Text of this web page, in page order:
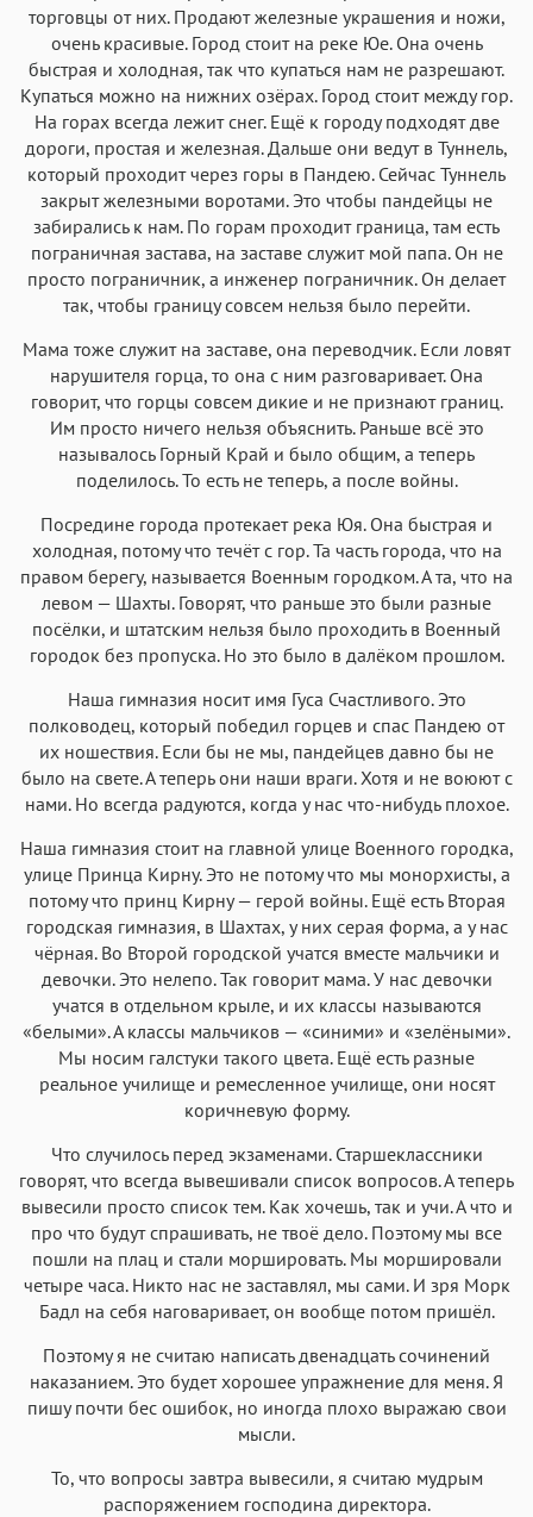
торговцы от них. Продают железные украшения и ножи,
очень красивые. Город стоит на реке Юе. Она очень
быстрая и холодная, так что купаться нам не разрешают.
Купаться можно на нижних озёрах. Город стоит между гор.
На горах всегда лежит снег. Ещё к городу подходят две
дороги, простая и железная. Дальше они ведут в Туннель,
который проходит через горы в Пандею. Сейчас Туннель
закрыт железными воротами. Это чтобы пандейцы не
забирались к нам. По горам проходит граница, там есть
пограничная застава, на заставе служит мой папа. Он не
просто пограничник, а инженер пограничник. Он делает
так, чтобы границу совсем нельзя было перейти.
Мама тоже служит на заставе, она переводчик. Если ловят
нарушителя горца, то она с ним разговаривает. Она
говорит, что горцы совсем дикие и не признают границ.
Им просто ничего нельзя объяснить. Раньше всё это
называлось Горный Край и было общим, а теперь
поделилось. То есть не теперь, а после войны.
Посредине города протекает река Юя. Она быстрая и
холодная, потому что течёт с гор. Та часть города, что на
правом берегу, называется Военным городком. А та, что на
левом — Шахты. Говорят, что раньше это были разные
посёлки, и штатским нельзя было проходить в Военный
городок без пропуска. Но это было в далёком прошлом.
Наша гимназия носит имя Гуса Счастливого. Это
полководец, который победил горцев и спас Пандею от
их ношествия. Если бы не мы, пандейцев давно бы не
было на свете. А теперь они наши враги. Хотя и не воюют с
нами. Но всегда радуются, когда у нас что-нибудь плохое.
Наша гимназия стоит на главной улице Военного городка,
улице Принца Кирну. Это не потому что мы монорхисты, а
потому что принц Кирну — герой войны. Ещё есть Вторая
городская гимназия, в Шахтах, у них серая форма, а у нас
чёрная. Во Второй городской учатся вместе мальчики и
девочки. Это нелепо. Так говорит мама. У нас девочки
учатся в отдельном крыле, и их классы называются
«белыми». А классы мальчиков — «синими» и «зелёными».
Мы носим галстуки такого цвета. Ещё есть разные
реальное училище и ремесленное училище, они носят
коричневую форму.
Что случилось перед экзаменами. Старшеклассники
говорят, что всегда вывешивали список вопросов. А теперь
вывесили просто список тем. Как хочешь, так и учи. А что и
про что будут спрашивать, не твоё дело. Поэтому мы все
пошли на плац и стали моршировать. Мы моршировали
четыре часа. Никто нас не заставлял, мы сами. И зря Морк
Бадл на себя наговаривает, он вообще потом пришёл.
Поэтому я не считаю написать двенадцать сочинений
наказанием. Это будет хорошее упражнение для меня. Я
пишу почти бес ошибок, но иногда плохо выражаю свои
мысли.
То, что вопросы завтра вывесили, я считаю мудрым
распоряжением господина директора.